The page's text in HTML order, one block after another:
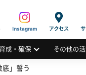
Instagram アクセス
成・確保 その他の
」誓う